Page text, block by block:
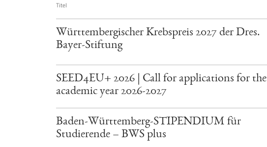
Titel
Württembergischer Krebspreis 2027 der Dres.
Bayer-Stiftung
SEED4EU+ 2026 | Call for applications for the
academic year 2026-2027
Baden-Württemberg-STIPENDIUM für
Studierende – BWS plus